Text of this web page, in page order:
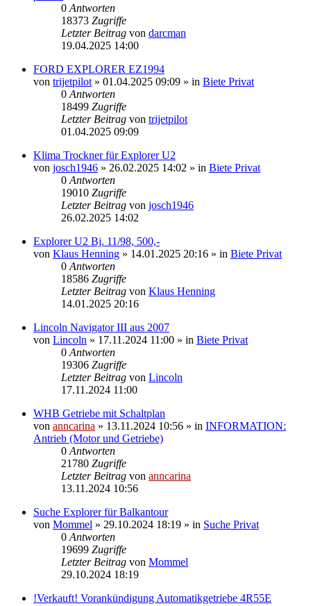
0 Antworten
18373 Zugriffe
Letzter Beitrag von darcman
19.04.2025 14:00
FORD EXPLORER EZ1994
von trijetpilot » 01.04.2025 09:09 » in Biete Privat
0 Antworten
18499 Zugriffe
Letzter Beitrag von trijetpilot
01.04.2025 09:09
Klima Trockner für Explorer U2
von josch1946 » 26.02.2025 14:02 » in Biete Privat
0 Antworten
19010 Zugriffe
Letzter Beitrag von josch1946
26.02.2025 14:02
Explorer U2 Bj. 11/98, 500,-
von Klaus Henning » 14.01.2025 20:16 » in Biete Privat
0 Antworten
18586 Zugriffe
Letzter Beitrag von Klaus Henning
14.01.2025 20:16
Lincoln Navigator III aus 2007
von Lincoln » 17.11.2024 11:00 » in Biete Privat
0 Antworten
19306 Zugriffe
Letzter Beitrag von Lincoln
17.11.2024 11:00
WHB Getriebe mit Schaltplan
von anncarina » 13.11.2024 10:56 » in INFORMATION:
Antrieb (Motor und Getriebe)
0 Antworten
21780 Zugriffe
Letzter Beitrag von anncarina
13.11.2024 10:56
Suche Explorer für Balkantour
von Mommel » 29.10.2024 18:19 » in Suche Privat
0 Antworten
19699 Zugriffe
Letzter Beitrag von Mommel
29.10.2024 18:19
!Verkauft! Vorankündigung Automatikgetriebe 4R55E